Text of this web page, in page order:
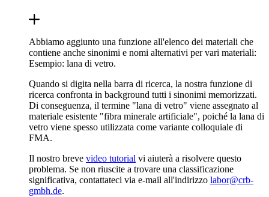
Abbiamo aggiunto una funzione all'elenco dei materiali che
contiene anche sinonimi e nomi alternativi per vari materiali:
Esempio: lana di vetro.
Quando si digita nella barra di ricerca, la nostra funzione di
ricerca confronta in background tutti i sinonimi memorizzati.
Di conseguenza, il termine "lana di vetro" viene assegnato al
materiale esistente "fibra minerale artificiale", poiché la lana di
vetro viene spesso utilizzata come variante colloquiale di
FMA.
Il nostro breve video tutorial vi aiuterà a risolvere questo
problema. Se non riuscite a trovare una classificazione
significativa, contattateci via e-mail all'indirizzo labor@crb-
gmbh.de.